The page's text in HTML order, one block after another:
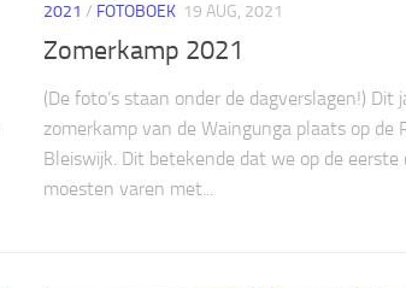
2021 / FOTOBOEK 19 AUG, 2021
Zomerkamp 2021
(De foto’s staan onder de dagverslagen!) Dit
zomerkamp van de Waingunga plaats op de
Bleiswijk. Dit betekende dat we op de eerste
moesten varen met...